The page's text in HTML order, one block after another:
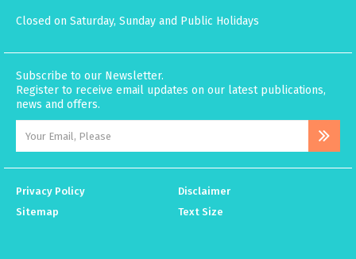
Closed on Saturday, Sunday and Public Holidays
Subscribe to our Newsletter.
Register to receive email updates on our latest publications,
news and offers.
Privacy Policy
Disclaimer
Sitemap
Text Size